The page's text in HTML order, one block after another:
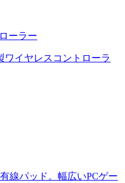
ーラー
ワイヤレスコントローラ
線パッド。幅広いPCゲー